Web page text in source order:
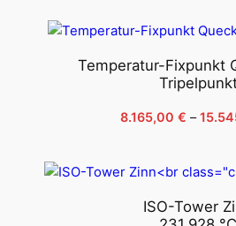
Temperatur-Fixpunkt
8.165,00 € –
ISO-Tower